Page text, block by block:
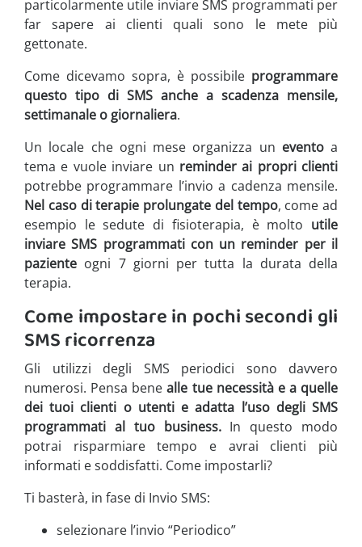
particolarmente utile inviare SMS programmati per
far sapere ai clienti quali sono le mete più
gettonate.
Come dicevamo sopra, è possibile programmare
questo tipo di SMS anche a scadenza mensile,
settimanale o giornaliera.
Un locale che ogni mese organizza un eventoa
tema e vuole inviare un reminder ai propri clienti
potrebbe programmare l’invio a cadenza mensile.
Nel caso di terapie prolungate del tempo, come ad
esempio le sedute di fisioterapia, è molto utile
inviare SMS programmati con un reminder per il
paziente ogni 7 giorni per tutta la durata della
terapia.
Come impostare in pochi secondi gli
SMS ricorrenza
Gli utilizzi degli SMS periodici sono davvero
numerosi. Pensa benealle tue necessità e a quelle
dei tuoi clienti o utenti e adatta l’uso degli SMS
programmati al tuo business.In questo modo
potrai risparmiare tempo e avrai clienti più
informati e soddisfatti. Come impostarli?
Ti basterà, in fase di Invio SMS:
selezionare l’invio “Periodico”